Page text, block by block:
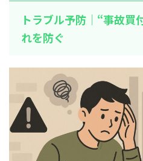
トラブル予防｜“事故買
れを防ぐ